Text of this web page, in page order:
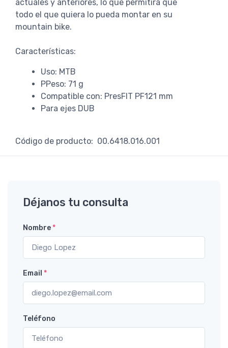
actuales y anteriores, lo que permitirá que
todo el que quiera lo pueda montar en su
mountain bike.
Características:
Uso: MTB
PPeso: 71 g
Compatible con: PresFIT PF121 mm
Para ejes DUB
Código de producto: 00.6418.016.001
Déjanos tu consulta
Nombre*
Email *
Teléfono